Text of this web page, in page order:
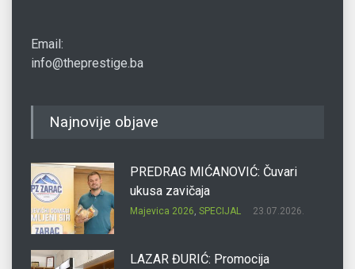
Email:
info@theprestige.ba
Najnovije objave
PREDRAG MIĆANOVIĆ: Čuvari
ukusa zavičaja
Majevica 2026, SPECIJAL 23.07.2026.
LAZAR ĐURIĆ: Promocija